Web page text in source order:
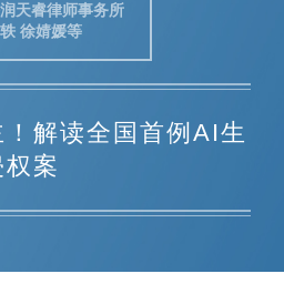
天睿律师事务所
徐婧媛等
解读全国首例AI生
案